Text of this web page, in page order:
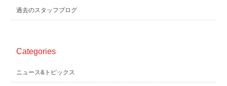
過去のスタッフブログ
Categories
ニュース&トピックス